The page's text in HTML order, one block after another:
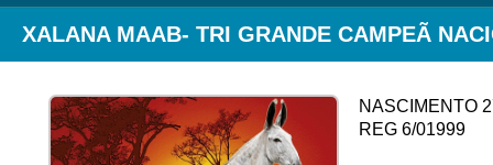
XALANA MAAB- TRI GRANDE CAMPEÃ
NASCIMENTO
REG 6/01999